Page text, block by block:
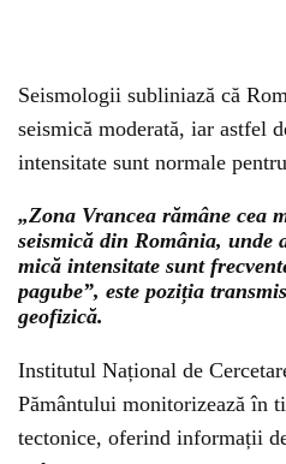
Seismologii subliniază că
seismică moderată, iar astfel
intensitate sunt normale
„Zona Vrancea rămâne cea
seismică din România, unde
mică intensitate sunt
pagube”, este poziția
geofizică.
Institutul Național de
Pământului monitorizează în
tectonice, oferind informații